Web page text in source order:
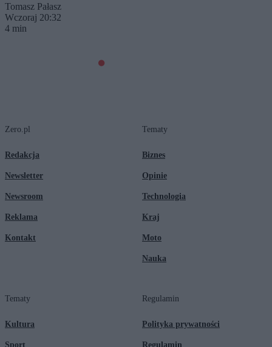
Tomasz Pałasz
Wczoraj 20:32
4 min
Zero.pl
Redakcja
Newsletter
Newsroom
Reklama
Kontakt
Tematy
Biznes
Opinie
Technologia
Kraj
Moto
Nauka
Tematy
Kultura
Sport
Regulamin
Polityka prywatności
Regulamin